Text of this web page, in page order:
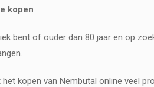
kopen
bent of ouder dan 80 jaar en op
kopen van Nembutal online veel